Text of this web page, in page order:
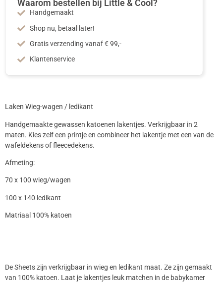
Waarom bestellen bij Little & Cool?
Handgemaakt
Shop nu, betaal later!
Gratis verzending vanaf € 99,-
Klantenservice
Laken Wieg-wagen / ledikant
Handgemaakte gewassen katoenen lakentjes. Verkrijgbaar in 2
maten. Kies zelf een printje en combineer het lakentje met een van de
wafeldekens of fleecedekens.
Afmeting:
70 x 100 wieg/wagen
100 x 140 ledikant
Matriaal 100% katoen
De Sheets zijn verkrijgbaar in wieg en ledikant maat. Ze zijn gemaakt
van 100% katoen. Laat je lakentjes leuk matchen in de babykamer